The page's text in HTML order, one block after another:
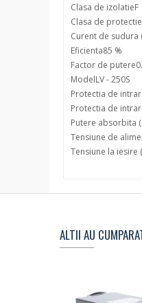
Clasa de izolatieF
Clasa de protectie
Curent de sudura
Eficienta85 %
Factor de putere
ModelLV - 250S
Protectia de
Protectia de
Putere absorbita (
Tensiune de
Tensiune la iesire
ALTII AU